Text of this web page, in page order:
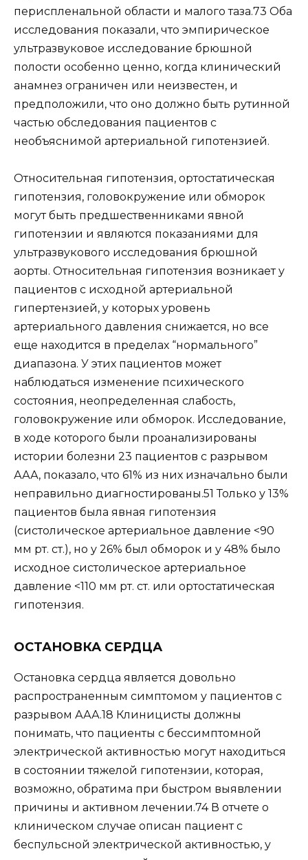
периспленальной области и малого таза.73 Оба
исследования показали, что эмпирическое
ультразвуковое исследование брюшной
полости особенно ценно, когда клинический
анамнез ограничен или неизвестен, и
предположили, что оно должно быть рутинной
частью обследования пациентов с
необъяснимой артериальной гипотензией.
Относительная гипотензия, ортостатическая
гипотензия, головокружение или обморок
могут быть предшественниками явной
гипотензии и являются показаниями для
ультразвукового исследования брюшной
аорты. Относительная гипотензия возникает у
пациентов с исходной артериальной
гипертензией, у которых уровень
артериального давления снижается, но все
еще находится в пределах “нормального”
диапазона. У этих пациентов может
наблюдаться изменение психического
состояния, неопределенная слабость,
головокружение или обморок. Исследование,
в ходе которого были проанализированы
истории болезни 23 пациентов с разрывом
ААА, показало, что 61% из них изначально были
неправильно диагностированы.51 Только у 13%
пациентов была явная гипотензия
(систолическое артериальное давление <90
мм рт. ст.), но у 26% был обморок и у 48% было
исходное систолическое артериальное
давление <110 мм рт. ст. или ортостатическая
гипотензия.
ОСТАНОВКА СЕРДЦА
Остановка сердца является довольно
распространенным симптомом у пациентов с
разрывом ААА.18 Клиницисты должны
понимать, что пациенты с бессимптомной
электрической активностью могут находиться
в состоянии тяжелой гипотензии, которая,
возможно, обратима при быстром выявлении
причины и активном лечении.74 В отчете о
клиническом случае описан пациент с
беспульсной электрической активностью, у